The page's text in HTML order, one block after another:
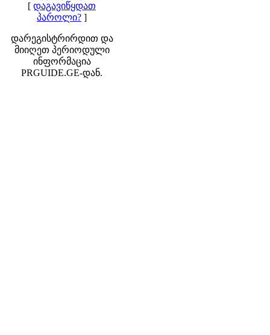
[ დაგავიწყდათ
პაროლი? ]
დარეგისტრირდით და
მიიღეთ პერიოდული
ინფორმაცია
PRGUIDE.GE-დან.